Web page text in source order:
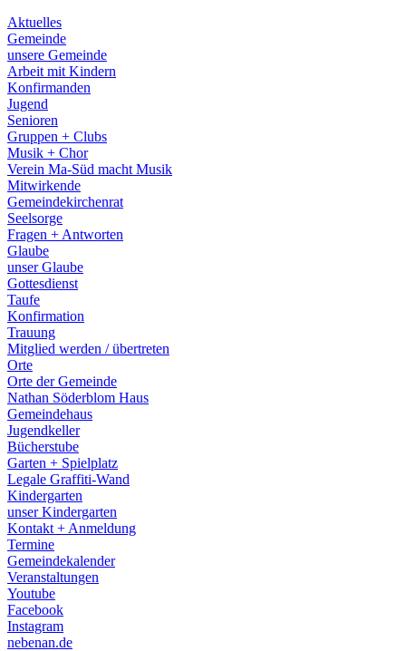
Aktuelles
Gemeinde
unsere Gemeinde
Arbeit mit Kindern
Konfirmanden
Jugend
Senioren
Gruppen + Clubs
Musik + Chor
Verein Ma-Süd macht Musik
Mitwirkende
Gemeindekirchenrat
Seelsorge
Fragen + Antworten
Glaube
unser Glaube
Gottesdienst
Taufe
Konfirmation
Trauung
Mitglied werden / übertreten
Orte
Orte der Gemeinde
Nathan Söderblom Haus
Gemeindehaus
Jugendkeller
Bücherstube
Garten + Spielplatz
Legale Graffiti-Wand
Kindergarten
unser Kindergarten
Kontakt + Anmeldung
Termine
Gemeindekalender
Veranstaltungen
Youtube
Facebook
Instagram
nebenan.de